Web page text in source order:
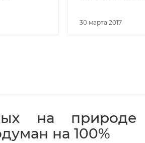
30 марта 2017
на природе
на 100%